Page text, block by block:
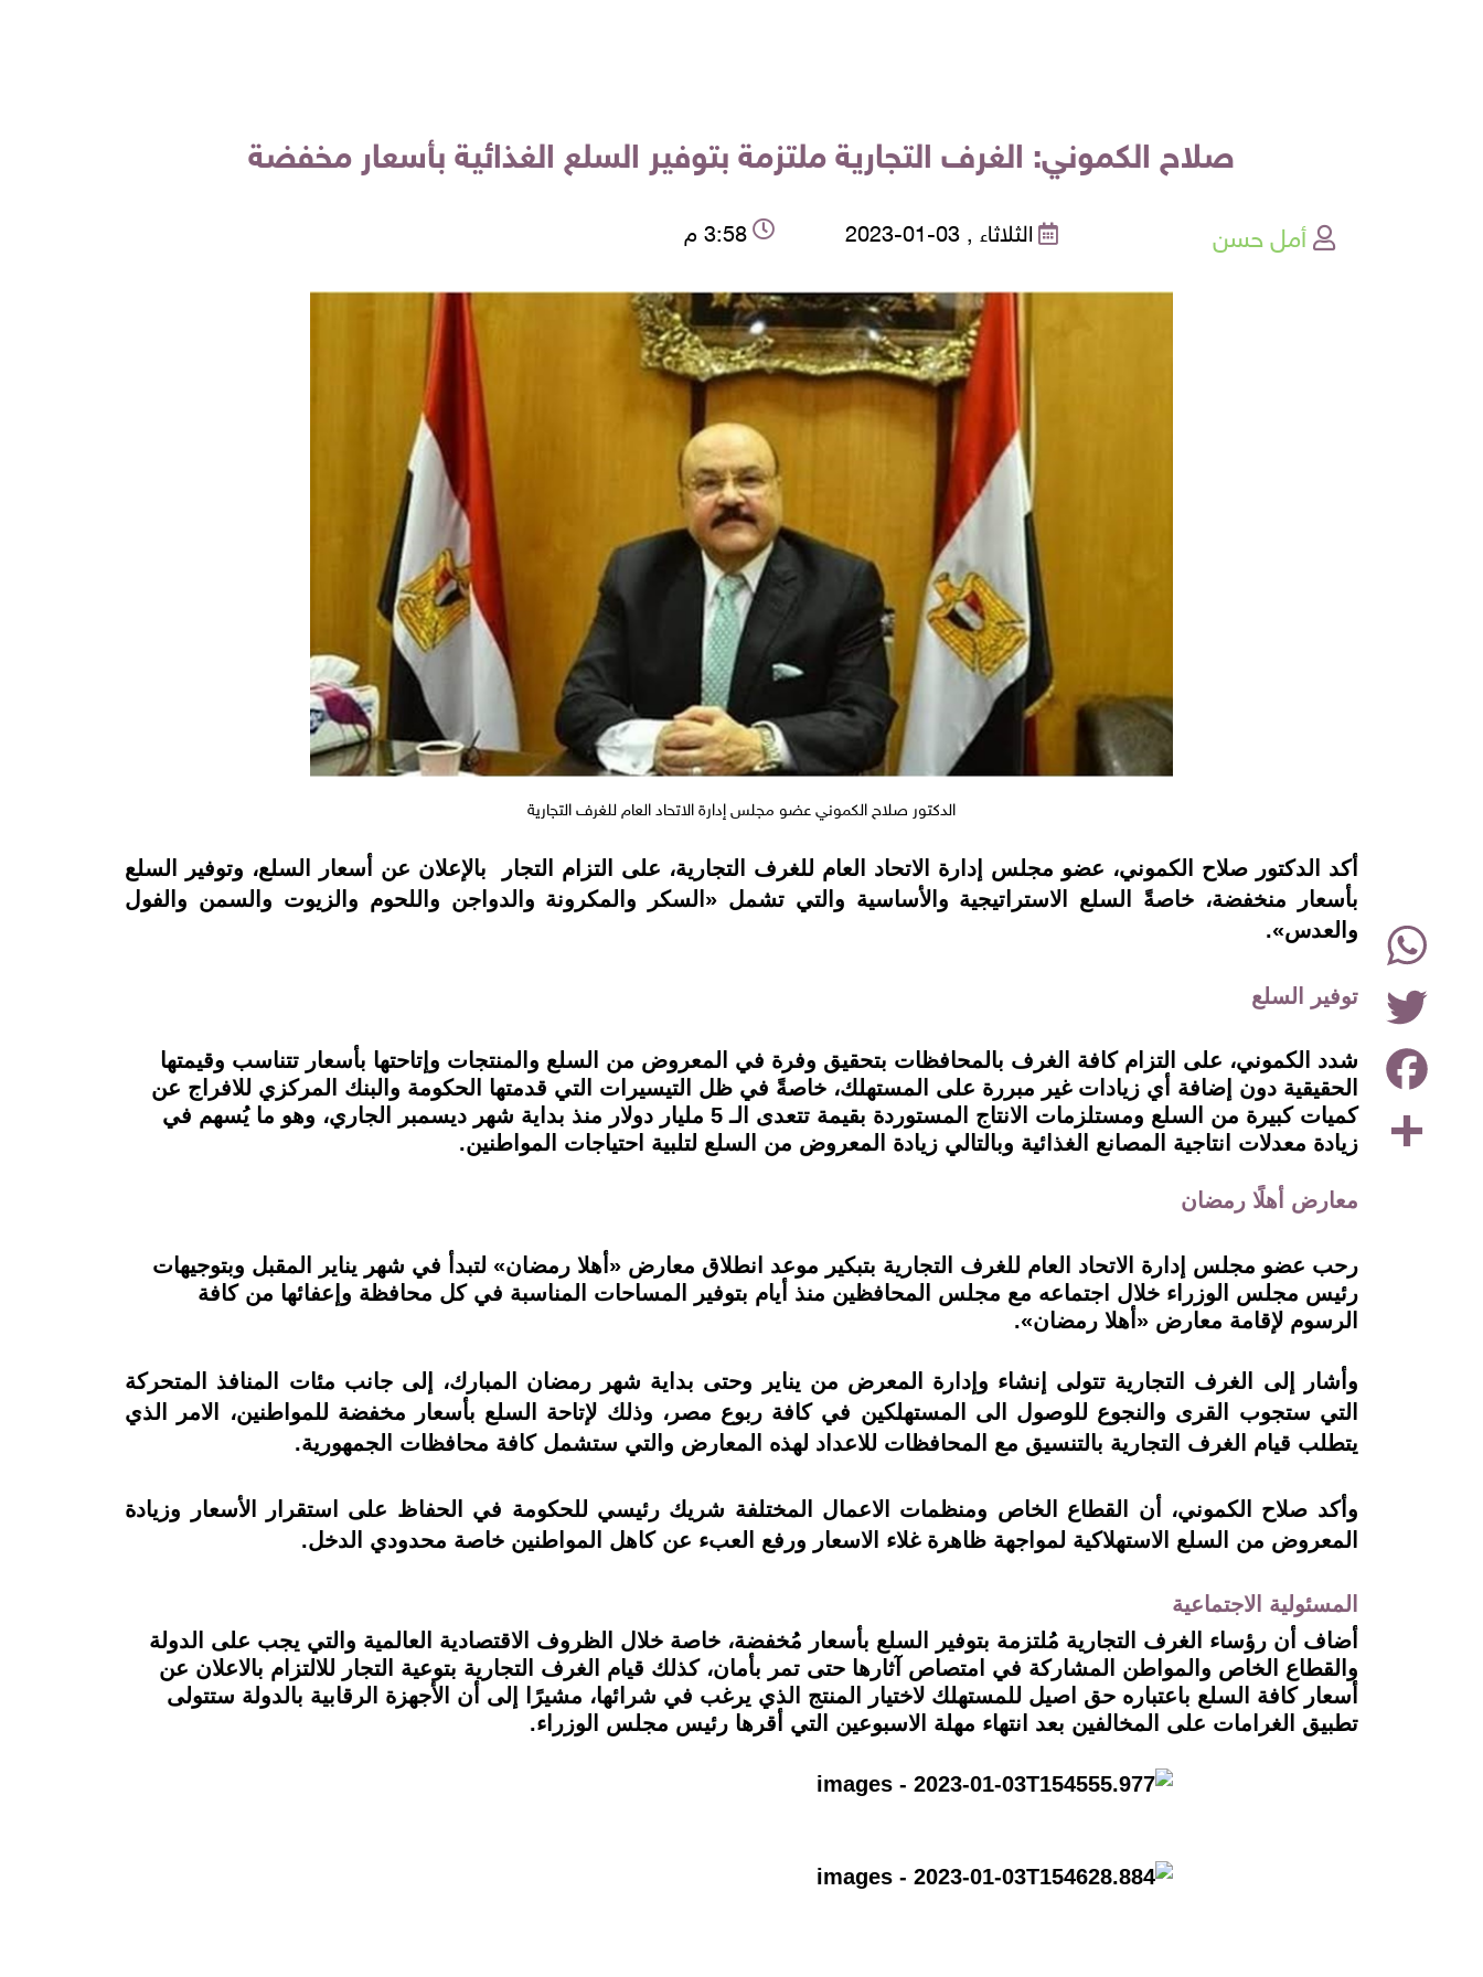
صلاح الكموني: الغرف التجارية ملتزمة بتوفير السلع الغذائية بأسعار مخفضة
أمل حسن الثلاثاء , 03-01-2023 3:58 م
الدكتور صلاح الكموني عضو مجلس إدارة الاتحاد العام للغرف التجارية
Share
Facebook
Twitter
WhatsApp
instagramأكد الدكتور صلاح الكموني، عضو مجلس إدارة الاتحاد العام للغرف التجارية، على التزام التجار بالإعلان عن أسعار السلع، وتوفير السلع
بأسعار منخفضة، خاصةً السلع الاستراتيجية والأساسية والتي تشمل «السكر والمكرونة والدواجن واللحوم والزيوت والسمن والفول
والعدس».
توفير السلع
شدد الكموني، على التزام كافة الغرف بالمحافظات بتحقيق وفرة في المعروض من السلع والمنتجات وإتاحتها بأسعار تتناسب وقيمتها
الحقيقية دون إضافة أي زيادات غير مبررة على المستهلك، خاصةً في ظل التيسيرات التي قدمتها الحكومة والبنك المركزي للافراج عن
كميات كبيرة من السلع ومستلزمات الانتاج المستوردة بقيمة تتعدى الـ 5 مليار دولار منذ بداية شهر ديسمبر الجاري، وهو ما يُسهم في
زيادة معدلات انتاجية المصانع الغذائية وبالتالي زيادة المعروض من السلع لتلبية احتياجات المواطنين.
معارض أهلًا رمضان
رحب عضو مجلس إدارة الاتحاد العام للغرف التجارية بتبكير موعد انطلاق معارض «أهلا رمضان» لتبدأ في شهر يناير المقبل وبتوجيهات
رئيس مجلس الوزراء خلال اجتماعه مع مجلس المحافظين منذ أيام بتوفير المساحات المناسبة في كل محافظة وإعفائها من كافة
الرسوم لإقامة معارض «أهلا رمضان».
وأشار إلى الغرف التجارية تتولى إنشاء وإدارة المعرض من يناير وحتى بداية شهر رمضان المبارك، إلى جانب مئات المنافذ المتحركة
التي ستجوب القرى والنجوع للوصول الى المستهلكين في كافة ربوع مصر، وذلك لإتاحة السلع بأسعار مخفضة للمواطنين، الامر الذي
يتطلب قيام الغرف التجارية بالتنسيق مع المحافظات للاعداد لهذه المعارض والتي ستشمل كافة محافظات الجمهورية.
وأكد صلاح الكموني، أن القطاع الخاص ومنظمات الاعمال المختلفة شريك رئيسي للحكومة في الحفاظ على استقرار الأسعار وزيادة
المعروض من السلع الاستهلاكية لمواجهة ظاهرة غلاء الاسعار ورفع العبء عن كاهل المواطنين خاصة محدودي الدخل.
المسئولية الاجتماعية
أضاف أن رؤساء الغرف التجارية مُلتزمة بتوفير السلع بأسعار مُخفضة، خاصة خلال الظروف الاقتصادية العالمية والتي يجب على الدولة
والقطاع الخاص والمواطن المشاركة في امتصاص آثارها حتى تمر بأمان، كذلك قيام الغرف التجارية بتوعية التجار للالتزام بالاعلان عن
أسعار كافة السلع باعتباره حق اصيل للمستهلك لاختيار المنتج الذي يرغب في شرائها، مشيرًا إلى أن الأجهزة الرقابية بالدولة ستتولى
تطبيق الغرامات على المخالفين بعد انتهاء مهلة الاسبوعين التي أقرها رئيس مجلس الوزراء.